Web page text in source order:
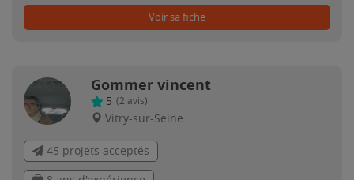
Voir sa fiche
Gommer vincent
5 (2 avis)
Vitry-sur-Seine
45 projets acceptés